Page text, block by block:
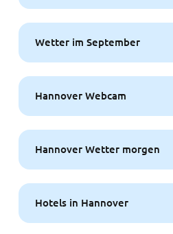
Wetter im September
Hannover Webcam
Hannover Wetter morgen
Hotels in Hannover